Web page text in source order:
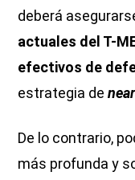
deberá
actuales del T-
efectivos de
estrategia de
De lo contrario,
más profunda y